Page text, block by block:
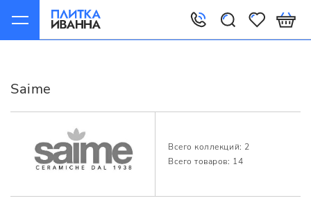
Saime
Всего коллекций: 2
Всего товаров: 14